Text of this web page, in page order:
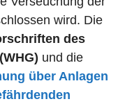
wird. Die
des
und die
über Anlagen